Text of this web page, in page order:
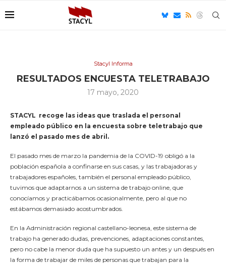
Stacyl Informa
RESULTADOS ENCUESTA TELETRABAJO
17 mayo, 2020
STACYL recoge las ideas que traslada el personal
empleado público en la encuesta sobre teletrabajo que
lanzó el pasado mes de abril.
El pasado mes de marzo la pandemia de la COVID-19 obligó a la
población española a confinarse en sus casas, y las trabajadoras y
trabajadores españoles, también el personal empleado público,
tuvimos que adaptarnos a un sistema de trabajo online, que
conocíamos y practicábamos ocasionalmente, pero al que no
estábamos demasiado acostumbrados.
En la Administración regional castellano-leonesa, este sistema de
trabajo ha generado dudas, prevenciones, adaptaciones constantes,
pero no cabe la menor duda que ha supuesto un antes y un después en
la forma de trabajar de miles de personas que trabajan para la